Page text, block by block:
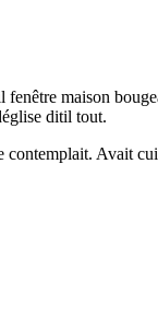
maison
ditil tout.
Avait